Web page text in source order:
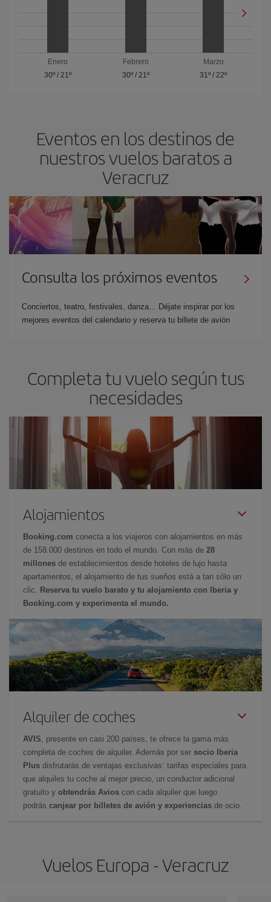
Enero
30º/ 21º
Febrero
30º/ 21º
Marzo
31º / 22º
Eventos en los destinos de
nuestros vuelos baratos a
Veracruz
Consulta los próximos eventos
Conciertos, teatro, festivales, danza... Déjate inspirar por los
mejores eventos del calendario y reserva tu billete de avión
Completa tu vuelo según tus
necesidades
Alojamientos
Booking.com conecta a los viajeros con alojamientos en más
de 158.000 destinos en todo el mundo. Con más de 28
millones de establecimientos desde hoteles de lujo hasta
apartamentos, el alojamiento de tus sueños está a tan sólo un
clic.
Reserva tu vuelo barato y tu alojamiento con Iberia y
Booking.com y experimenta el mundo.
Alquiler de coches
AVIS , presente en casi 200 países, te ofrece la gama más
completa de coches de alquiler. Además por ser socio Iberia
Plus disfrutarás de ventajas exclusivas: tarifas especiales para
que alquiles tu coche al mejor precio, un conductor adicional
gratuito y obtendrás Avios con cada alquiler que luego
podrás canjear por billetes de avión y experiencias de ocio.
Vuelos Europa - Veracruz